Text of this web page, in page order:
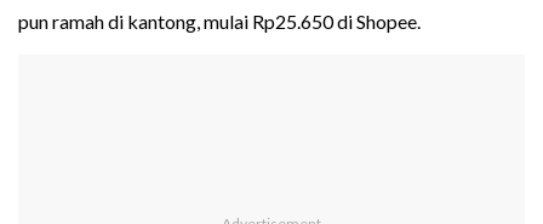
pun ramah di kantong, mulai Rp25.650 di Shopee.